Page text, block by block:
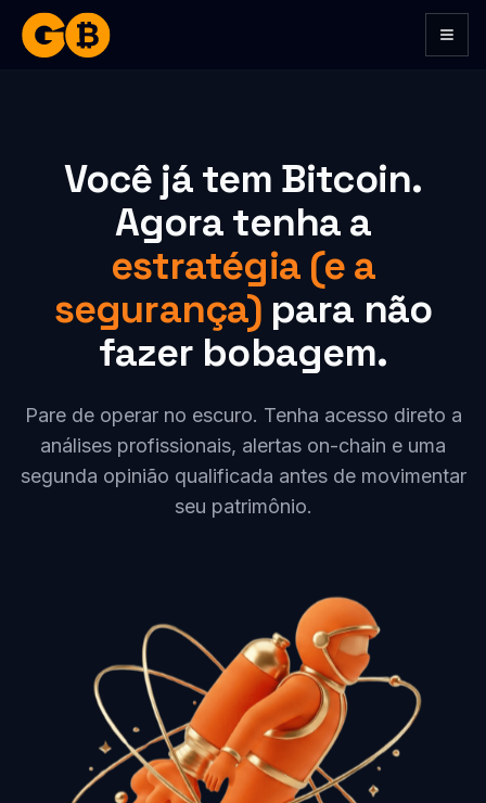
Você já tem Bitcoin.
Agora tenha a
estratégia (e a
segurança) para não
fazer bobagem.
Pare de operar no escuro. Tenha acesso direto a
análises profissionais, alertas on-chain e uma
segunda opinião qualificada antes de movimentar
seu patrimônio.